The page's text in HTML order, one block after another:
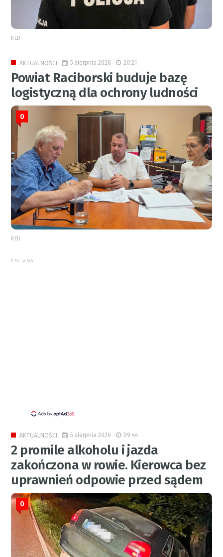
RED.
AKTUALNOŚCI 5 sierpnia 2026 20:21
Powiat Raciborski buduje bazę
logistyczną dla ochrony ludności
0
RED.
REKLAMA
AKTUALNOŚCI 5 sierpnia 2026 09:44
2 promile alkoholu i jazda
zakończona w rowie. Kierowca bez
uprawnień odpowie przed sądem
0